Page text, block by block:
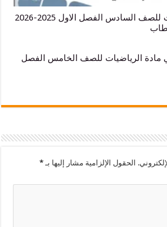
الكتيب المساند دراسات للصف السادس الفصل الاول 2025-2026
للصف الخامس الفصل
الإلزامية مشار إليها بـ*